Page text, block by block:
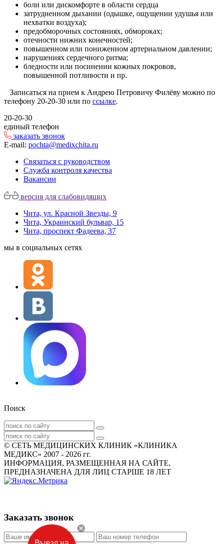
боли или дискомфорте в области сердца
затрудненном дыхании (одышке, ощущении удушья или
нехватки воздуха);
предобморочных состояниях, обмороках;
отечности нижних конечностей;
повышенном или пониженном артериальном давлении;
нарушениях сердечного ритма;
бледности или посинении кожных покровов,
повышенной потливости и пр.
⠀Записаться на прием к Андрею Петровичу Филёву можно по
телефону 20-20-30 или по ссылке.
20-20-30
единый телефон
заказать звонок
E-mail: pochta@medixchita.ru
Связаться с руководством
Служба контроля качества
Вакансии
версия для слабовидящих
Чита, ул. Красной Звезды, 9
Чита, Украинский бульвар, 15
Чита, проспект Фадеева, 37
мы в социальных сетях
Поиск
© СЕТЬ МЕДИЦИНСКИХ КЛИНИК «КЛИНИКА
МЕДИКС» 2007 - 2026 гг.
ИНФОРМАЦИЯ, РАЗМЕЩЕННАЯ НА САЙТЕ,
ПРЕДНАЗНАЧЕНА ДЛЯ ЛИЦ СТАРШЕ 18 ЛЕТ
Заказать звонок